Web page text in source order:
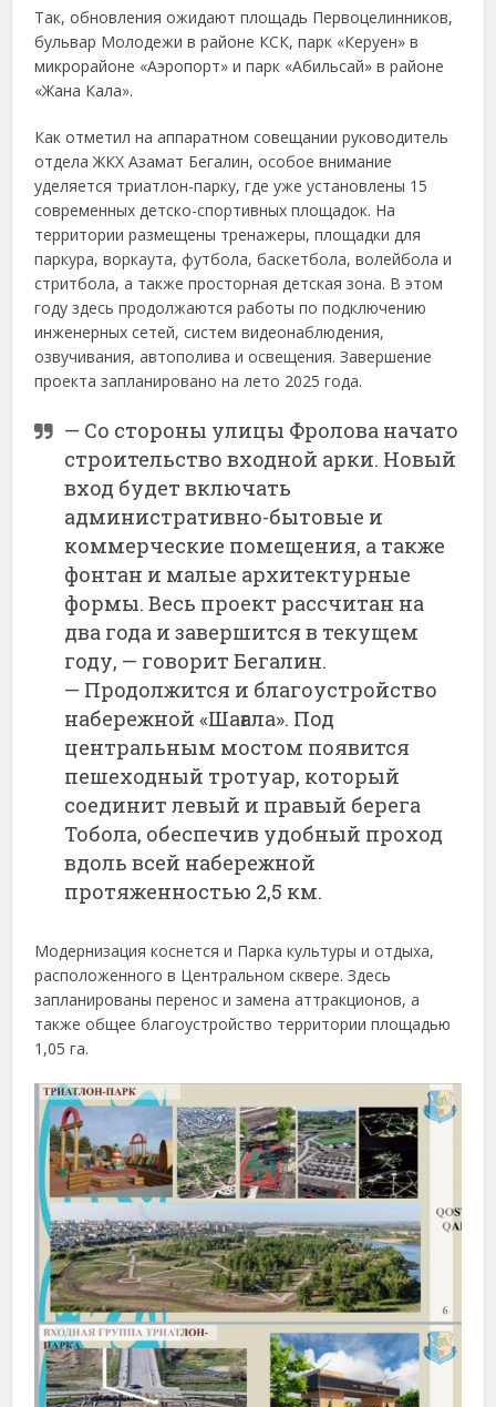
Так,обновленияожидают площадь Первоцелинников,
бульвар Молодеживрайоне КСК,парк «Керуен»в
микрорайоне «Аэропорт»ипарк «Абильсай»врайоне
«Жана Кала».
Как отметил на аппаратном совещании руководитель
отдела ЖКХ Азамат Бегалин, особоевнимание
уделяется триатлон-парку,гдеужеустановлены 15
современныхдетско-спортивныхплощадок. На
территорииразмещены тренажеры,площадкидля
паркура,воркаута,футбола,баскетбола,волейболаи
стритбола,а такжепросторнаядетскаязона. Вэтом
годуздесьпродолжаютсяработыпоподключению
инженерныхсетей,системвидеонаблюдения,
озвучивания,автополиваиосвещения.Завершение
проектазапланированоналето 2025года.
— Со стороны улицы Фролова начато
строительствовходной арки. Новый
вход будетвключать
административно-бытовые и
коммерческие помещения, а также
фонтан и малые архитектурные
формы.Весь проект рассчитан на
два года изавершитсяв текущем
году, — говорит Бегалин.
— Продолжится и благоустройство
набережной «Шағала». Под
центральным мостом появится
пешеходный тротуар, который
соединитлевый и правый берега
Тобола, обеспечив удобный проход
вдольвсей набережной
протяженностью 2,5 км.
Модернизациякоснетсяи Паркакультурыиотдыха,
расположенногов Центральномсквере.Здесь
запланированыпереносизаменааттракционов,а
такжеобщееблагоустройство территорииплощадью
1,05га.